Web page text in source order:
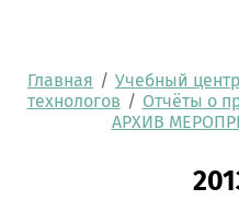
Главная / Учебный центр
технологов / Отчёты о
АРХИВ